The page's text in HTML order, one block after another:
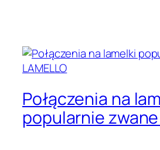
Połączenia na
popularnie zwane